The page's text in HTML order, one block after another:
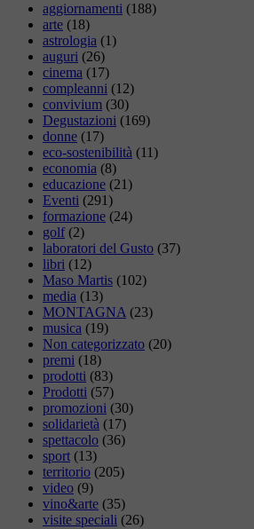
aggiornamenti (188)
arte (18)
astrologia (1)
auguri (26)
cinema (17)
compleanni (12)
convivium (30)
Degustazioni (169)
donne (17)
eco-sostenibilità (11)
economia (8)
educazione (21)
Eventi (291)
formazione (24)
golf(2)
laboratori del Gusto (37)
libri (12)
Maso Martis (102)
media (13)
MONTAGNA (23)
musica (19)
Non categorizzato (20)
premi (18)
prodotti (83)
Prodotti (57)
promozioni (30)
solidarietà (17)
spettacolo (36)
sport (13)
territorio (205)
video (9)
vino&arte (35)
visite speciali (26)